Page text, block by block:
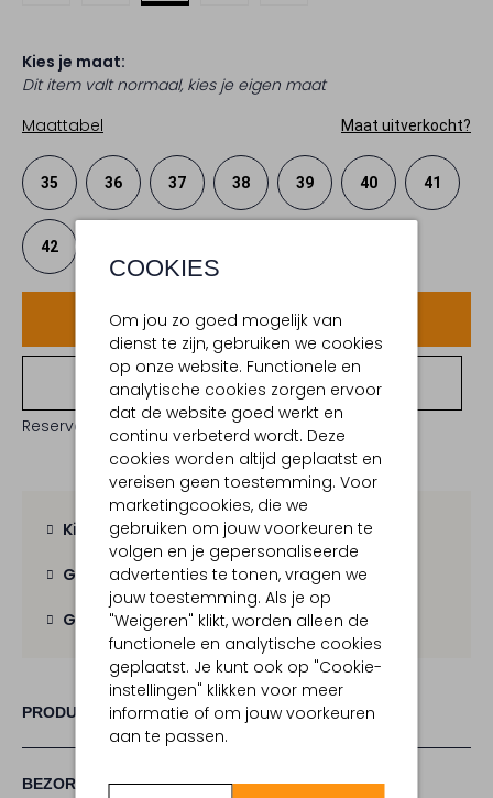
COOKIES
Om jou zo goed mogelijk van
dienst te zijn, gebruiken we cookies
op onze website. Functionele en
analytische cookies zorgen ervoor
dat de website goed werkt en
continu verbeterd wordt. Deze
cookies worden altijd geplaatst en
vereisen geen toestemming. Voor
marketingcookies, die we
gebruiken om jouw voorkeuren te
volgen en je gepersonaliseerde
advertenties te tonen, vragen we
jouw toestemming. Als je op
"Weigeren" klikt, worden alleen de
functionele en analytische cookies
geplaatst. Je kunt ook op "Cookie-
instellingen" klikken voor meer
informatie of om jouw voorkeuren
aan te passen.
Kies je maat:
Dit item valt normaal, kies je eigen maat
Maattabel
Maat uitverkocht?
35 36 37 38 39 40 41
42
Voeg toe
Bekijk winkelvoorraad
Reserveer direct in een van onze 19 boutiques
Kies zelf je bezorgmoment
Gratis verzending vanaf € 100,-
Gratis retourbinnen 30 dagen
PRODUCT INFORMATIE
BEZORGEN & RETOURNEREN